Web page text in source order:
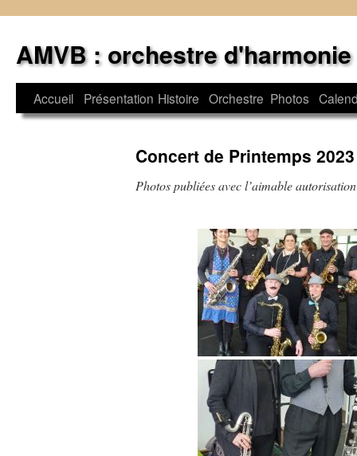
contenu
AMVB : orchestre d'harmonie
Accueil Présentation Histoire Orchestre Photos
Concert de Printemps 2023
Photos publiées avec l’aimable